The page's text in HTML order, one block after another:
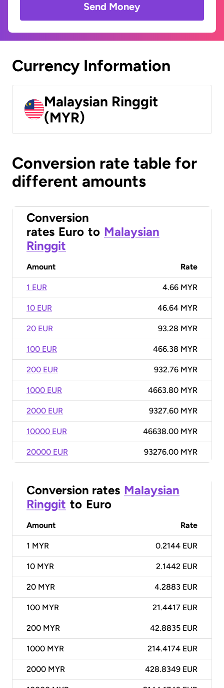
Send Money
Currency Information
Malaysian Ringgit
(MYR)
Conversion rate table for
different amounts
Conversion
rates Euro to Malaysian
Ringgit
Amount Rate
1 EUR 4.66 MYR
10 EUR 46.64 MYR
20 EUR 93.28 MYR
100 EUR 466.38 MYR
200 EUR 932.76 MYR
1000 EUR 4663.80 MYR
2000 EUR 9327.60 MYR
10000 EUR 46638.00 MYR
20000 EUR 93276.00 MYR
Conversion rates Malaysian
Ringgit to Euro
Amount Rate
1 MYR 0.2144 EUR
10 MYR 2.1442 EUR
20 MYR 4.2883 EUR
100 MYR 21.4417 EUR
200 MYR 42.8835 EUR
1000 MYR 214.4174 EUR
2000 MYR 428.8349 EUR